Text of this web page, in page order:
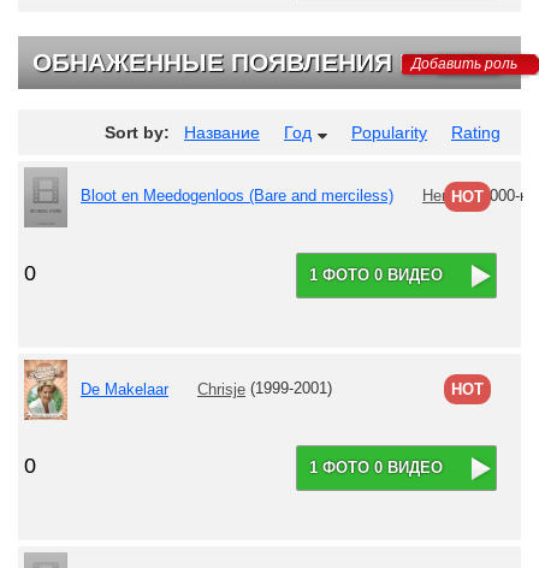
ОБНАЖЕННЫЕ ПОЯВЛЕНИЯ НА ТВ
Добавить роль
Sort by: Название Год Popularity Rating
Bloot en Meedogenloos (Bare and merciless) Herself(2000-
1 ФОТО 0 ВИДЕО
0
HOT
De Makelaar Chrisje (1999-2001)
1 ФОТО 0 ВИДЕО
0
HOT